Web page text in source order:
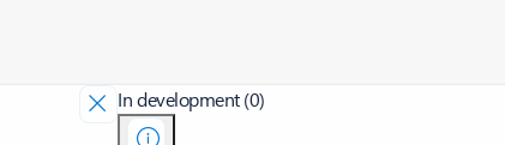
In development (0)